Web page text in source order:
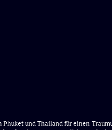
und Thailand für einen